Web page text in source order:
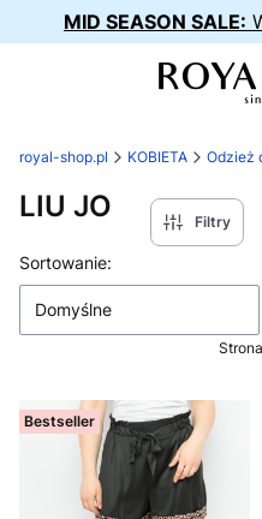
MID SEASON SALE:
royal-shop.pl KOBIETA Odzież
LIU JO Filtry
Lista produktów
Sortowanie:
Domyślne
Strona
Bestseller